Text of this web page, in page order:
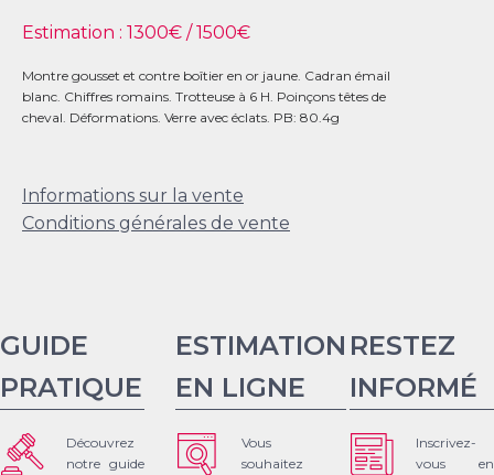
Estimation : 1300€ /1500€
Montre gousset et contre boîtier en or jaune. Cadran émail
blanc. Chiffres romains. Trotteuse à 6 H. Poinçons têtes de
cheval. Déformations. Verre avec éclats. PB: 80.4g
Informations sur la vente
Conditions générales de vente
GUIDE
PRATIQUE
Découvrez
notre guide
ESTIMATION
EN LIGNE
Vous
souhaitez
RESTEZ
INFORMÉ
Inscrivez-
vous en